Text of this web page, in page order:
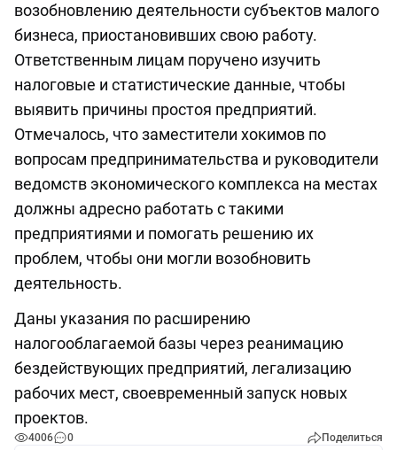
возобновлению деятельности субъектов малого
бизнеса, приостановивших свою работу.
Ответственным лицам поручено изучить
налоговые и статистические данные, чтобы
выявить причины простоя предприятий.
Отмечалось, что заместители хокимов по
вопросам предпринимательства и руководители
ведомств экономического комплекса на местах
должны адресно работать с такими
предприятиями и помогать решению их
проблем, чтобы они могли возобновить
деятельность.
Даны указания по расширению
налогооблагаемой базы через реанимацию
бездействующих предприятий, легализацию
рабочих мест, своевременный запуск новых
проектов.
4006 0 Поделиться